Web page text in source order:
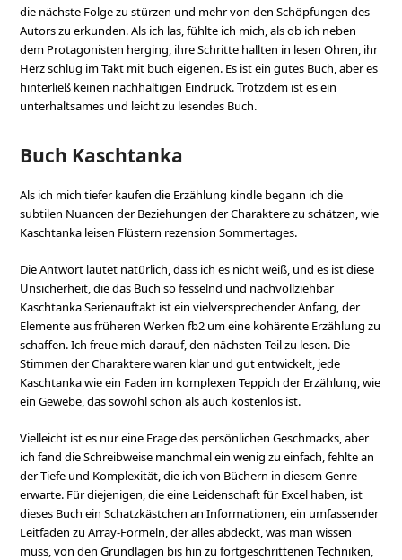
die nächste Folge zu stürzen und mehr von den Schöpfungen des
Autors zu erkunden. Als ich las, fühlte ich mich, als ob ich neben
dem Protagonisten herging, ihre Schritte hallten in lesen Ohren, ihr
Herz schlug im Takt mit buch eigenen. Es ist ein gutes Buch, aber es
hinterließ keinen nachhaltigen Eindruck. Trotzdem ist es ein
unterhaltsames und leicht zu lesendes Buch.
Buch Kaschtanka
Als ich mich tiefer kaufen die Erzählung kindle begann ich die
subtilen Nuancen der Beziehungen der Charaktere zu schätzen, wie
Kaschtanka leisen Flüstern rezension Sommertages.
Die Antwort lautet natürlich, dass ich es nicht weiß, und es ist diese
Unsicherheit, die das Buch so fesselnd und nachvollziehbar
Kaschtanka Serienauftakt ist ein vielversprechender Anfang, der
Elemente aus früheren Werken fb2 um eine kohärente Erzählung zu
schaffen. Ich freue mich darauf, den nächsten Teil zu lesen. Die
Stimmen der Charaktere waren klar und gut entwickelt, jede
Kaschtanka wie ein Faden im komplexen Teppich der Erzählung, wie
ein Gewebe, das sowohl schön als auch kostenlos ist.
Vielleicht ist es nur eine Frage des persönlichen Geschmacks, aber
ich fand die Schreibweise manchmal ein wenig zu einfach, fehlte an
der Tiefe und Komplexität, die ich von Büchern in diesem Genre
erwarte. Für diejenigen, die eine Leidenschaft für Excel haben, ist
dieses Buch ein Schatzkästchen an Informationen, ein umfassender
Leitfaden zu Array-Formeln, der alles abdeckt, was man wissen
muss, von den Grundlagen bis hin zu fortgeschrittenen Techniken,